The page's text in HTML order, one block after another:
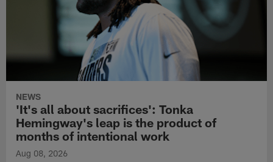
NEWS
'It's all about sacrifices': Tonka
Hemingway's leap is the product of
months of intentional work
Aug 08, 2026